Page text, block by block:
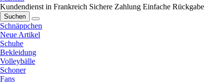
Kundendienst in Frankreich Sichere Zahlung Einfache Rückgabe
Suchen
Schnäppchen
Neue Artikel
Schuhe
Bekleidung
Volleybälle
Schoner
Fans